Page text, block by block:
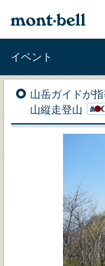
イベント
山岳ガイドが
山縦走登山